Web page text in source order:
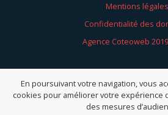
Mentions légales
Confidentialité des
Agence Coteoweb
En poursuivant votre navigation, vous
cookies pour améliorer votre expérience
des mesures